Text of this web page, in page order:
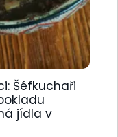
Šéfkuchaři
jídla v